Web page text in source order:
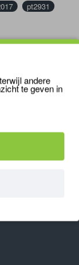
pt2931
andere
te geven in